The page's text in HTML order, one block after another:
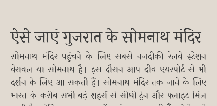
ऐसे जाएं गुजरात के सोमनाथ मंदिर
सोमनाथ मंदिर पहुंचने के लिए सबसे नजदीकी रेलवे स्टेशन
वेरावल या सोमनाथ है। इस दौरान आप दीव एयरपोर्ट से भी
दर्शन के लिए आ सकती हैं। सोमनाथ मंदिर तक जाने के लिए
भारत के करीब सभी बड़े शहरों से सीधी ट्रेन और फ्लाइट मिल